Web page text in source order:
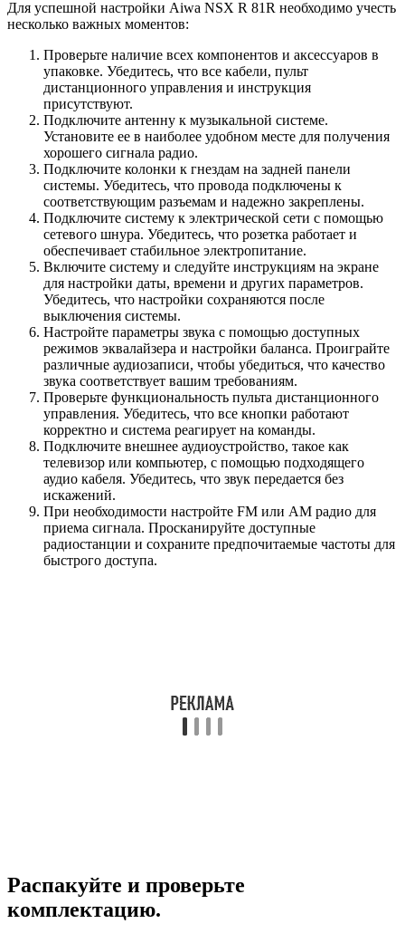
Для успешной настройки Aiwa NSX R 81R необходимо учесть
несколько важных моментов:
Проверьте наличие всех компонентов и аксессуаров в
упаковке. Убедитесь, что все кабели, пульт
дистанционного управления и инструкция
присутствуют.
Подключите антенну к музыкальной системе.
Установите ее в наиболее удобном месте для получения
хорошего сигнала радио.
Подключите колонки к гнездам на задней панели
системы. Убедитесь, что провода подключены к
соответствующим разъемам и надежно закреплены.
Подключите систему к электрической сети с помощью
сетевого шнура. Убедитесь, что розетка работает и
обеспечивает стабильное электропитание.
Включите систему и следуйте инструкциям на экране
для настройки даты, времени и других параметров.
Убедитесь, что настройки сохраняются после
выключения системы.
Настройте параметры звука с помощью доступных
режимов эквалайзера и настройки баланса. Проиграйте
различные аудиозаписи, чтобы убедиться, что качество
звука соответствует вашим требованиям.
Проверьте функциональность пульта дистанционного
управления. Убедитесь, что все кнопки работают
корректно и система реагирует на команды.
Подключите внешнее аудиоустройство, такое как
телевизор или компьютер, с помощью подходящего
аудио кабеля. Убедитесь, что звук передается без
искажений.
При необходимости настройте FM или AM радио для
приема сигнала. Просканируйте доступные
радиостанции и сохраните предпочитаемые частоты для
быстрого доступа.
Распакуйте и проверьте
комплектацию.